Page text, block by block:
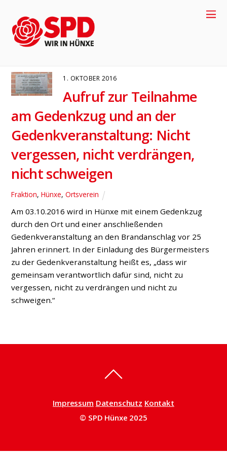
Gedenkveranstaltung
1. OKTOBER 2016
Aufruf zur Teilnahme
am Gedenkzug und an der
Gedenkveranstaltung: Nicht
vergessen, nicht verdrängen,
nicht schweigen
Fraktion,Hünxe,Ortsverein
Am 03.10.2016 wird in Hünxe mit einem Gedenkzug
durch den Ort und einer anschließenden
Gedenkveranstaltung an den Brandanschlag vor 25
Jahren erinnert. In der Einladung des Bürgermeisters
zu der Gedenkveranstaltung heißt es, „dass wir
gemeinsam verantwortlich dafür sind, nicht zu
vergessen, nicht zu verdrängen und nicht zu
schweigen.“
Impressum Datenschutz Kontakt
© SPD Hünxe 2025